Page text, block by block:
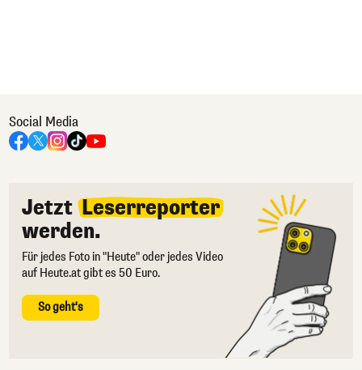
Social Media
Jetzt Leserreporter
werden.
Für jedes Foto in "Heute" oder jedes Video
auf Heute.at gibt es 50 Euro.
So geht's